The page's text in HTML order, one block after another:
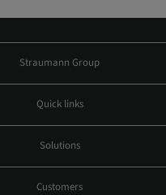
Straumann Group
Quick links
Solutions
Customers